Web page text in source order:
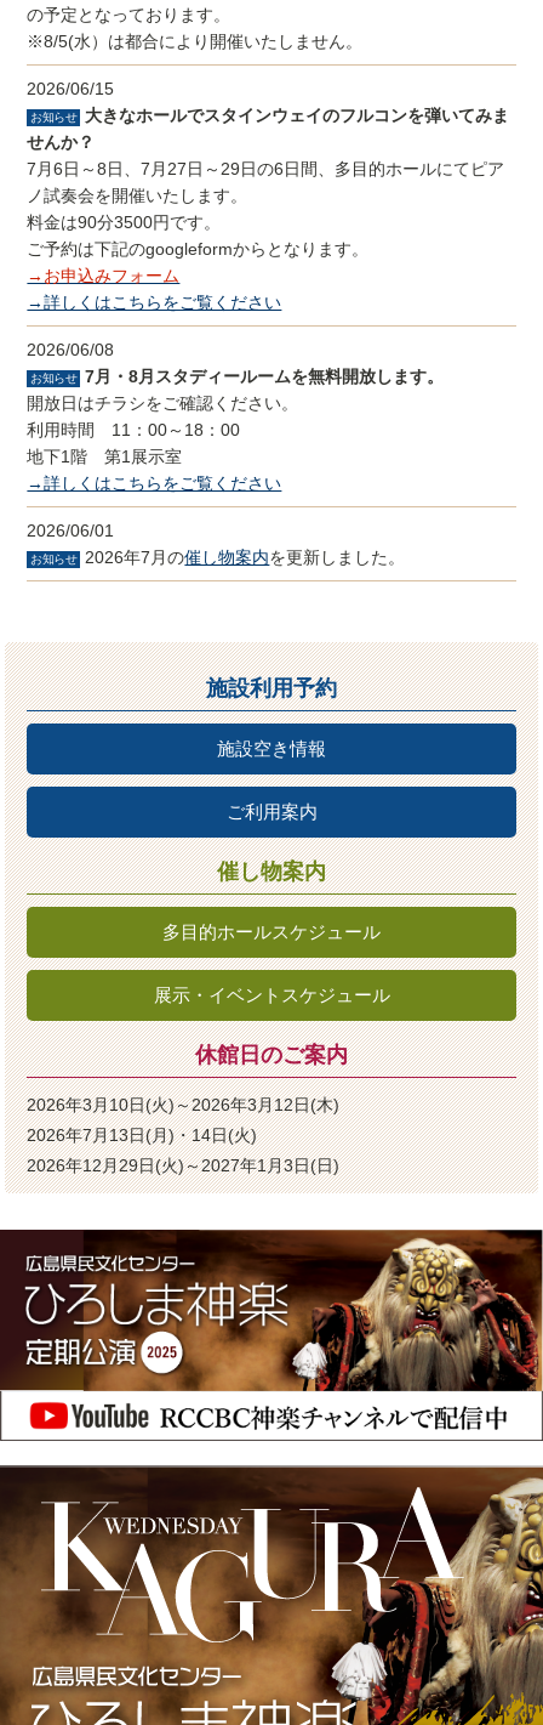
の予定となっております。
※8/5(水）は都合により開催いたしません。
2026/06/15
お知らせ
大きなホールでスタインウェイのフルコンを弾いてみま
せんか？
7月6日～8日、7月27日～29日の6日間、多目的ホールにてピア
ノ試奏会を開催いたします。
料金は90分3500円です。
ご予約は下記のgoogleformからとなります。
→お申込みフォーム
→詳しくはこちらをご覧ください
2026/06/08
お知らせ
7月・8月スタディールームを無料開放します。
開放日はチラシをご確認ください。
利用時間 11：00～18：00
地下1階 第1展示室
→詳しくはこちらをご覧ください
2026/06/01
お知らせ 2026年7月の催し物案内を更新しました。
施設利用予約
施設空き情報
ご利用案内
催し物案内
多目的ホールスケジュール
展示・イベントスケジュール
休館日のご案内
2026年3月10日(火)～2026年3月12日(木)
2026年7月13日(月)・14日(火)
2026年12月29日(火)～2027年1月3日(日)